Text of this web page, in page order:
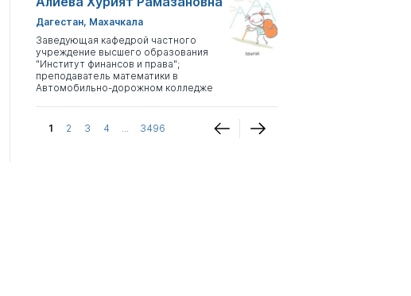
Дагестан, Махачкала
Заведующая кафедрой частного
учреждение высшего образования
"Институт финансов и права";
преподаватель математики в
Автомобильно-дорожном колледже
1 2 3 4 ... 3496